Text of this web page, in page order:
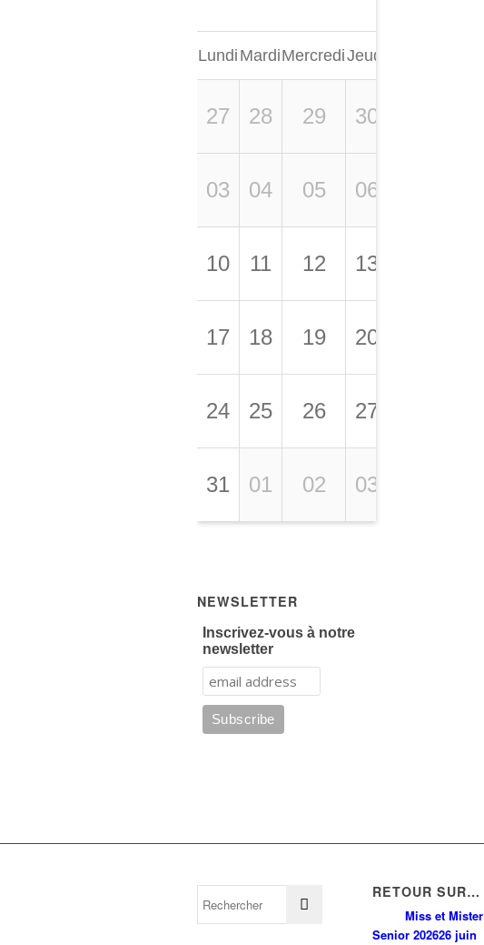
Lundi MardiMercrediJeudi
27 28 29 30
03 04 05 06
10 11 12 13
17 18 19 20
24 25 26 27
31 01 02 03
NEWSLETTER
Inscrivez-vous à notre
newsletter
RETOUR SUR…
Miss et Mister
Senior 202626 juin